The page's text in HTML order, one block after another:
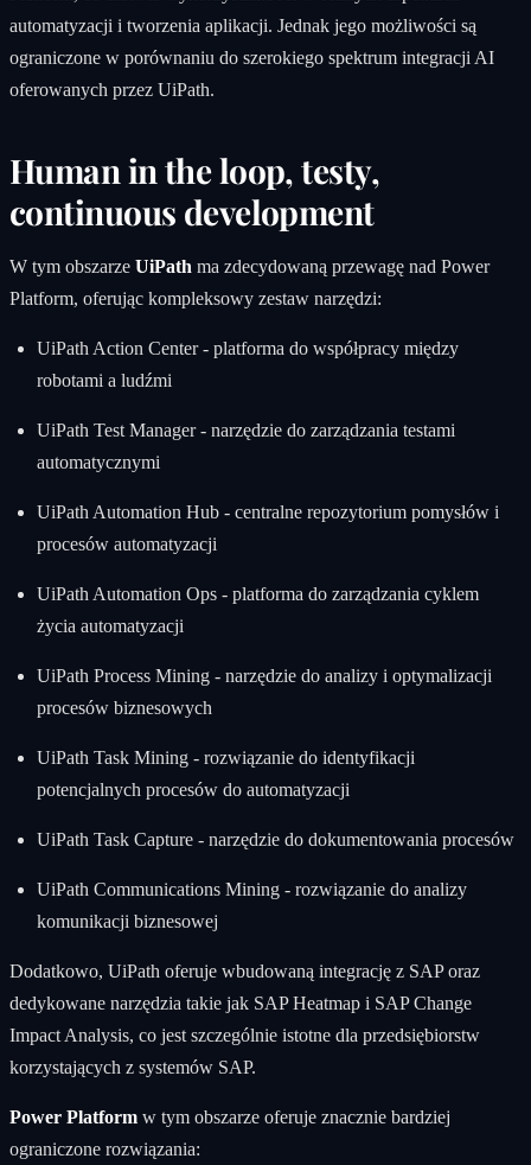
automatyzacji i tworzenia aplikacji. Jednak jego możliwości są
ograniczone w porównaniu do szerokiego spektrum integracji AI
oferowanych przez UiPath.
Human in the loop, testy,
continuous development
W tym obszarze UiPath ma zdecydowaną przewagę nad Power
Platform, oferując kompleksowy zestaw narzędzi:
UiPath Action Center - platforma do współpracy między
robotami a ludźmi
UiPath Test Manager - narzędzie do zarządzania testami
automatycznymi
UiPath Automation Hub - centralne repozytorium pomysłów i
procesów automatyzacji
UiPath Automation Ops - platforma do zarządzania cyklem
życia automatyzacji
UiPath Process Mining - narzędzie do analizy i optymalizacji
procesów biznesowych
UiPath Task Mining - rozwiązanie do identyfikacji
potencjalnych procesów do automatyzacji
UiPath Task Capture - narzędzie do dokumentowania procesów
UiPath Communications Mining - rozwiązanie do analizy
komunikacji biznesowej
Dodatkowo, UiPath oferuje wbudowaną integrację z SAP oraz
dedykowane narzędzia takie jak SAP Heatmap i SAP Change
Impact Analysis, co jest szczególnie istotne dla przedsiębiorstw
korzystających z systemów SAP.
Power Platform w tym obszarze oferuje znacznie bardziej
ograniczone rozwiązania: